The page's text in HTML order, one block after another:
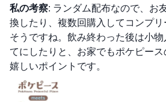
私の考察: ランダム配布なので、お
換したり、複数回購入してコンプ
そうですね。飲み終わった後は小
てにしたりと、お家でもポケピー
嬉しいポイントです。